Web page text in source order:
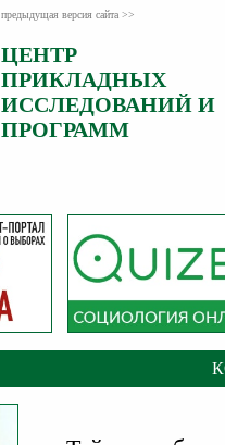
предыдущая версия сайта >>
ЦЕНТР
ПРИКЛАДНЫХ
ИССЛЕДОВАНИЙ И
ПРОГРАММ